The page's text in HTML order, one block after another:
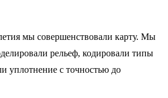
мы совершенствовали карту. Мы
рельеф, кодировали типы
уплотнение с точностью до